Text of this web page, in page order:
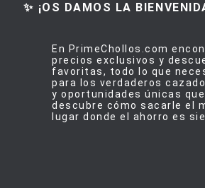
✨ ¡OS DAMOS LA
En PrimeChollos.com
precios exclusivos y
favoritas, todo lo que
para los verdaderos
y oportunidades únicas
descubre cómo sacarle el
lugar donde el ahorro es